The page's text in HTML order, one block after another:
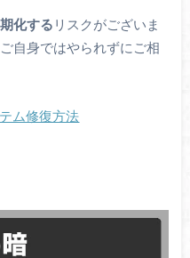
化する リスクがございま
自身ではやられずにご相
ム修復方法